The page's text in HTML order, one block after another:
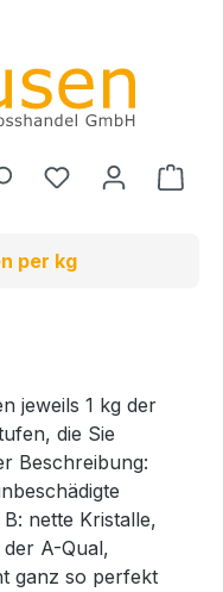
Du hast 0
per kg
jeweils 1 kg der
die Sie
Beschreibung:
nette Kristalle,
A-Qual,
ganz so perfekt